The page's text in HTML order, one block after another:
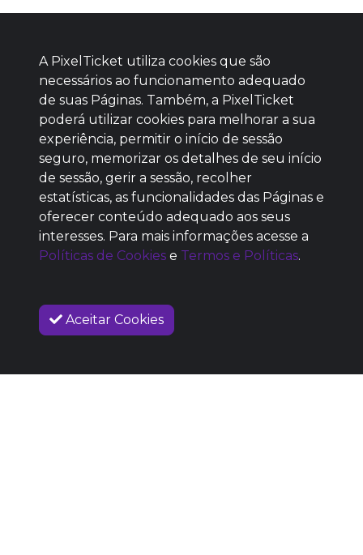
Baixe agora nosso app
SEM REPUTAÇÃO
DEFINIDA
A PixelTicket utiliza cookies que são
necessários ao funcionamento adequado
de suas Páginas. Também, a PixelTicket
poderá utilizar cookies para melhorar a sua
experiência, permitir o início de sessão
seguro, memorizar os detalhes de seu início
de sessão, gerir a sessão, recolher
estatísticas, as funcionalidades das Páginas e
oferecer conteúdo adequado aos seus
interesses. Para mais informações acesse a
Políticas de Cookies e Termos e Políticas.
Aceitar Cookies